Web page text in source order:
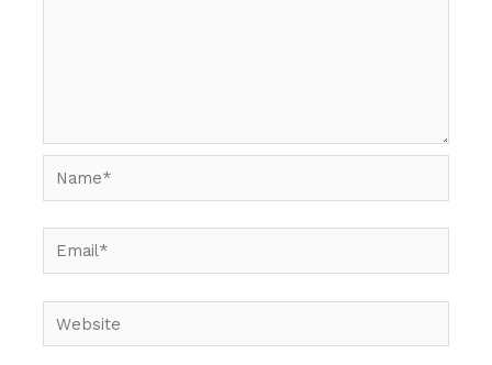
Name*
Email*
Website